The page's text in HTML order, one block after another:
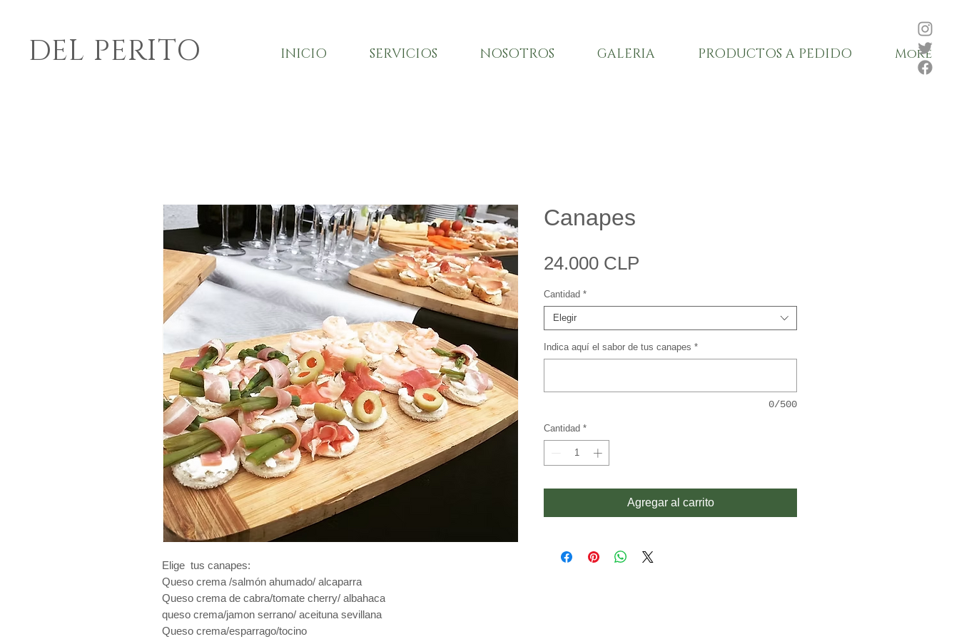
DEL PERITO INICIO SERVICIOS NOSOTROS GALERIA PRODUCTOS A PEDIDO More
Elige tus canapes:
Queso crema /salmón ahumado/ alcaparra
Queso crema de cabra/tomate cherry/ albahaca
queso crema/jamon serrano/ aceituna sevillana
Queso crema/esparrago/tocino
Canapes
24.000 CLP
Cantidad *
Elegir
Indica aquí el sabor de tus canapes *
0/500
Cantidad *
Agregar al carrito